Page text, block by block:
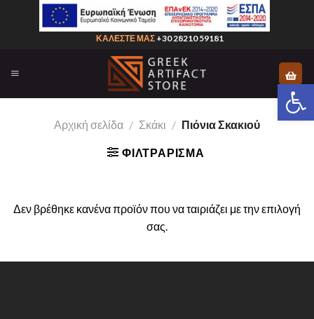
ΚΑΛΕΣΤΕ ΜΑΣ +30 28210 59181
Αρχική σελίδα / Σκάκι / Πιόνια Σκακιού
ΦΙΛΤΡΆΡΙΣΜΑ
Δεν βρέθηκε κανένα προϊόν που να ταιριάζει με την επιλογή
σας.